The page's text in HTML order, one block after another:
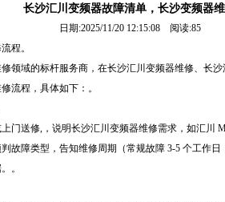
长沙汇川变频器故障清单，长沙变频器
日期:2025/11/20 12:15:08 阅读:85
程。
领域的标杆服务商，在长沙汇川变频器维修、长
流程，具体如下：。
上门送修,，说明长沙汇川变频器维修需求，如汇川
故障类型，告知维修周期（常规故障 3-5 个工作
。